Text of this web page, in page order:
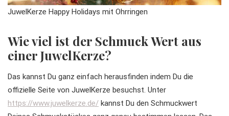
JuwelKerze Happy Holidays mit Ohrringen
Wie viel ist der Schmuck Wert aus
einer JuwelKerze?
Das kannst Du ganz einfach herausfinden indem Du die
offizielle Seite von JuwelKerze besuchst. Unter
https://www.juwelkerze.de/ kannst Du den Schmuckwert